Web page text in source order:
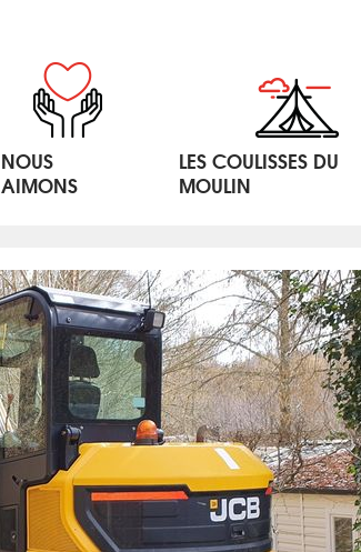
NOUS
AIMONS
LES COULISSES DU
MOULIN